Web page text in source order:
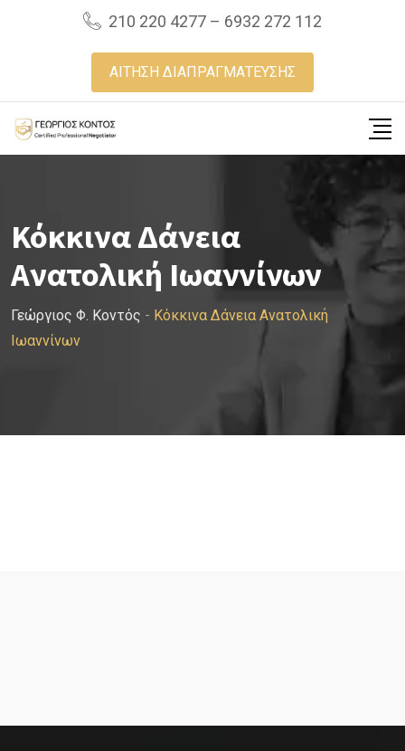
210 220 4277 – 6932 272 112
ΑΙΤΗΣΗ ΔΙΑΠΡΑΓΜΑΤΕΥΣΗΣ
Κόκκινα Δάνεια
Ανατολική Ιωαννίνων
Γεώργιος Φ. Κοντός - Κόκκινα Δάνεια Ανατολική
Ιωαννίνων